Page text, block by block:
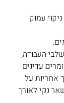
עמוק
העבודה,
עדינים
אחריות על
נקי לאורך